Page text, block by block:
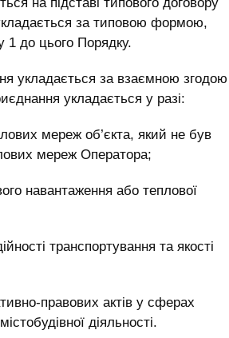
за типовою формою,
1 до цього Порядку.
укладається за взаємною згодою
укладається у разі:
мереж об’єкта, який не був
мереж Оператора;
навантаження або теплової
транспортування та якості
правових актів у сферах
діяльності.